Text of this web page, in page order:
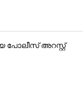
പോലീസ് അറസ്റ്റ്